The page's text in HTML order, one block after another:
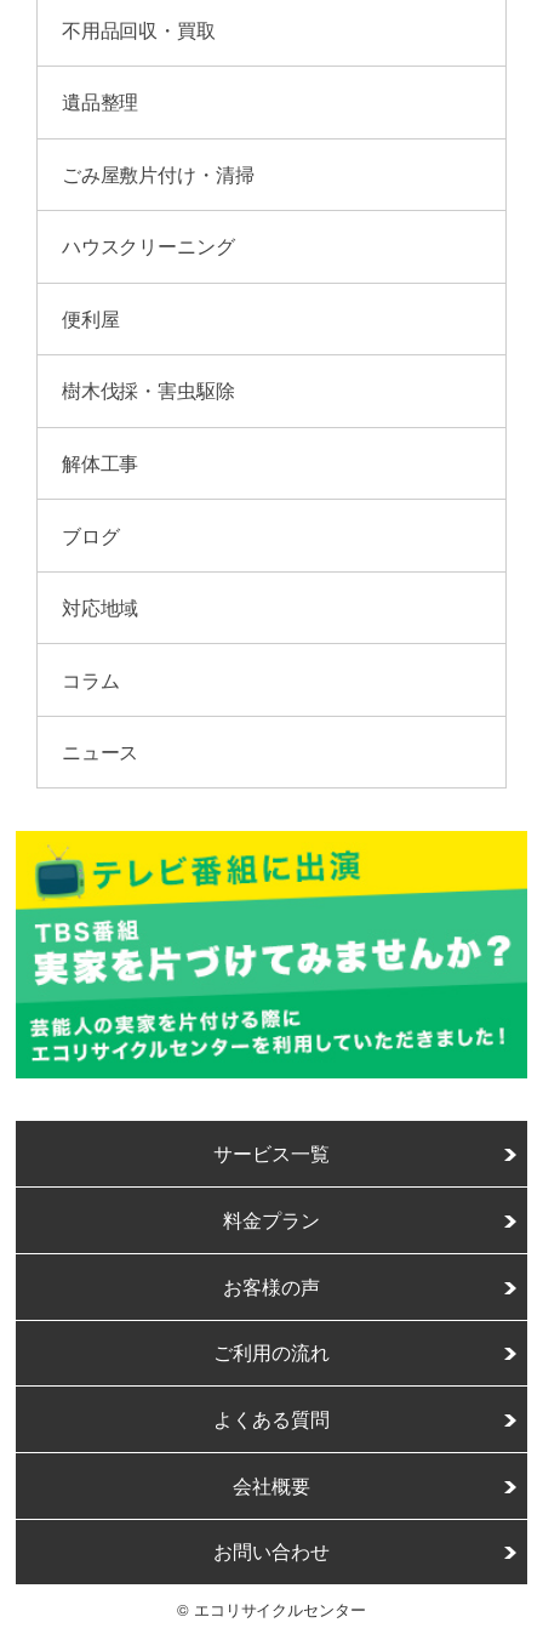
不用品回収・買取
遺品整理
ごみ屋敷片付け・清掃
ハウスクリーニング
便利屋
樹木伐採・害虫駆除
解体工事
ブログ
対応地域
コラム
ニュース
サービス一覧
料金プラン
お客様の声
ご利用の流れ
よくある質問
会社概要
お問い合わせ
© エコリサイクルセンター